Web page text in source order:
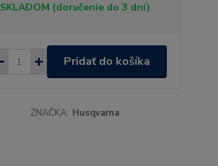
SKLADOM (doručenie do 3 dní)
Pridať do košíka
ZNAČKA: Husqvarna